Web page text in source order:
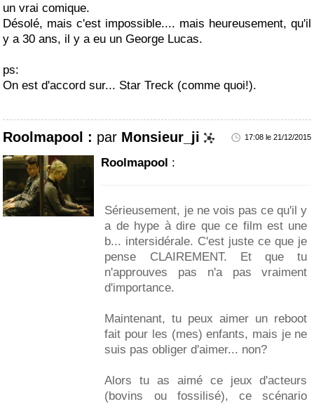
un vrai comique.
Désolé, mais c'est impossible.... mais heureusement, qu'il
y a 30 ans, il y a eu un George Lucas.
ps:
On est d'accord sur... Star Treck (comme quoi!).
Roolmapool : par Monsieur_ji 17:08 le 21/12/2015
Roolmapool :
Sérieusement, je ne vois pas ce qu'il y
a de hype à dire que ce film est une
b... intersidérale. C'est juste ce que je
pense CLAIREMENT. Et que tu
n'approuves pas n'a pas vraiment
d'importance.
Maintenant, tu peux aimer un reboot
fait pour les (mes) enfants, mais je ne
suis pas obliger d'aimer... non?
Alors tu as aimé ce jeux d'acteurs
(bovins ou fossilisé), ce scénario